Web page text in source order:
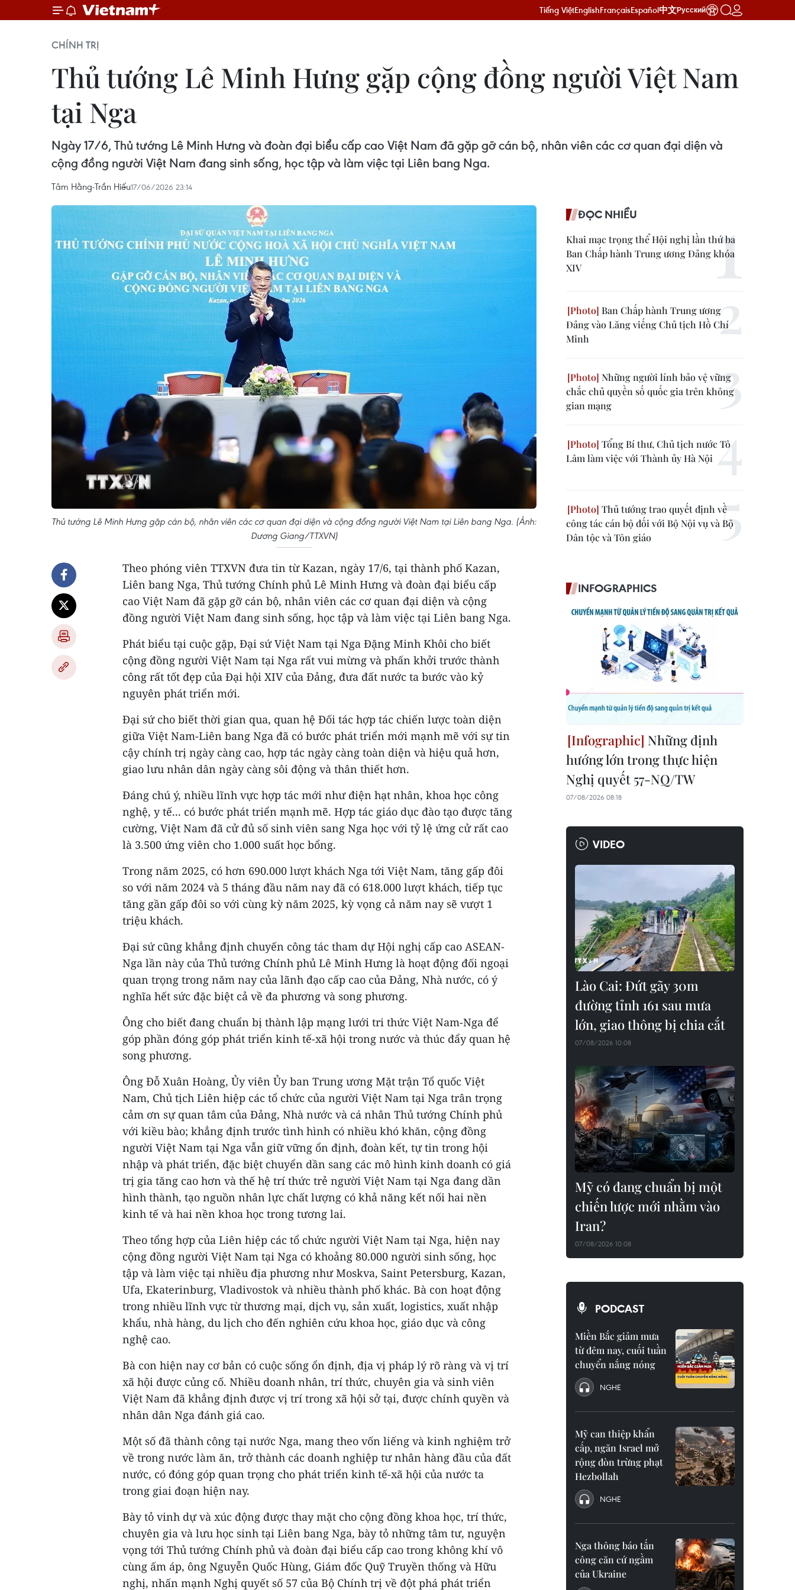
Tiếng ViệtEnglishFrançaisEspañol中文Русский
CHÍNH TRỊ
Thủ tướng Lê Minh Hưng gặp cộng đồng người Việt Nam
tại Nga
Ngày 17/6, Thủ tướng Lê Minh Hưng và đoàn đại biểu cấp cao Việt Nam đã gặp gỡ cán bộ, nhân viên các cơ quan đại diện và
cộng đồng người Việt Nam đang sinh sống, học tập và làm việc tại Liên bang Nga.
Tâm Hằng-Trần Hiếu17/06/2026 23:14
Thủ tướng Lê Minh Hưng gặp cán bộ, nhân viên các cơ quan đại diện và cộng đồng người Việt Nam tại Liên bang Nga. (Ảnh:
Dương Giang/TTXVN)
Theo phóng viên TTXVN đưa tin từ Kazan, ngày 17/6, tại thành phố Kazan,
Liên bang Nga, Thủ tướng Chính phủ Lê Minh Hưng và đoàn đại biểu cấp
cao Việt Nam đã gặp gỡ cán bộ, nhân viên các cơ quan đại diện và cộng
đồng người Việt Nam đang sinh sống, học tập và làm việc tại Liên bang Nga.
Phát biểu tại cuộc gặp, Đại sứ Việt Nam tại Nga Đặng Minh Khôi cho biết
cộng đồng người Việt Nam tại Nga rất vui mừng và phấn khởi trước thành
công rất tốt đẹp của Đại hội XIV của Đảng, đưa đất nước ta bước vào kỷ
nguyên phát triển mới.
Đại sứ cho biết thời gian qua, quan hệ Đối tác hợp tác chiến lược toàn diện
giữa Việt Nam-Liên bang Nga đã có bước phát triển mới mạnh mẽ với sự tin
cậy chính trị ngày càng cao, hợp tác ngày càng toàn diện và hiệu quả hơn,
giao lưu nhân dân ngày càng sôi động và thân thiết hơn.
Đáng chú ý, nhiều lĩnh vực hợp tác mới như điện hạt nhân, khoa học công
nghệ, y tế... có bước phát triển mạnh mẽ. Hợp tác giáo dục đào tạo được tăng
cường, Việt Nam đã cử đủ số sinh viên sang Nga học với tỷ lệ ứng cử rất cao
là 3.500 ứng viên cho 1.000 suất học bổng.
Trong năm 2025, có hơn 690.000 lượt khách Nga tới Việt Nam, tăng gấp đôi
so với năm 2024 và 5 tháng đầu năm nay đã có 618.000 lượt khách, tiếp tục
tăng gần gấp đôi so với cùng kỳ năm 2025, kỳ vọng cả năm nay sẽ vượt 1
triệu khách.
Đại sứ cũng khẳng định chuyến công tác tham dự Hội nghị cấp cao ASEAN-
Nga lần này của Thủ tướng Chính phủ Lê Minh Hưng là hoạt động đối ngoại
quan trọng trong năm nay của lãnh đạo cấp cao của Đảng, Nhà nước, có ý
nghĩa hết sức đặc biệt cả về đa phương và song phương.
Ông cho biết đang chuẩn bị thành lập mạng lưới tri thức Việt Nam-Nga để
góp phần đóng góp phát triển kinh tế-xã hội trong nước và thúc đẩy quan hệ
song phương.
Ông Đỗ Xuân Hoàng, Ủy viên Ủy ban Trung ương Mặt trận Tổ quốc Việt
Nam, Chủ tịch Liên hiệp các tổ chức của người Việt Nam tại Nga trân trọng
cảm ơn sự quan tâm của Đảng, Nhà nước và cá nhân Thủ tướng Chính phủ
với kiều bào; khẳng định trước tình hình có nhiều khó khăn, cộng đồng
người Việt Nam tại Nga vẫn giữ vững ổn định, đoàn kết, tự tin trong hội
nhập và phát triển, đặc biệt chuyển dần sang các mô hình kinh doanh có giá
trị gia tăng cao hơn và thế hệ trí thức trẻ người Việt Nam tại Nga đang dần
hình thành, tạo nguồn nhân lực chất lượng có khả năng kết nối hai nền
kinh tế và hai nền khoa học trong tương lai.
Theo tổng hợp của Liên hiệp các tổ chức người Việt Nam tại Nga, hiện nay
cộng đồng người Việt Nam tại Nga có khoảng 80.000 người sinh sống, học
tập và làm việc tại nhiều địa phương như Moskva, Saint Petersburg, Kazan,
Ufa, Ekaterinburg, Vladivostok và nhiều thành phố khác. Bà con hoạt động
trong nhiều lĩnh vực từ thương mại, dịch vụ, sản xuất, logistics, xuất nhập
khẩu, nhà hàng, du lịch cho đến nghiên cứu khoa học, giáo dục và công
nghệ cao.
Bà con hiện nay cơ bản có cuộc sống ổn định, địa vị pháp lý rõ ràng và vị trí
xã hội được củng cố. Nhiều doanh nhân, trí thức, chuyên gia và sinh viên
Việt Nam đã khẳng định được vị trí trong xã hội sở tại, được chính quyền và
nhân dân Nga đánh giá cao.
Một số đã thành công tại nước Nga, mang theo vốn liếng và kinh nghiệm trở
về trong nước làm ăn, trở thành các doanh nghiệp tư nhân hàng đầu của đất
nước, có đóng góp quan trọng cho phát triển kinh tế-xã hội của nước ta
trong giai đoạn hiện nay.
Bày tỏ vinh dự và xúc động được thay mặt cho cộng đồng khoa học, trí thức,
chuyên gia và lưu học sinh tại Liên bang Nga, bày tỏ những tâm tư, nguyện
vọng tới Thủ tướng Chính phủ và đoàn đại biểu cấp cao trong không khí vô
cùng ấm áp, ông Nguyễn Quốc Hùng, Giám đốc Quỹ Truyền thống và Hữu
nghị, nhấn mạnh Nghị quyết số 57 của Bộ Chính trị về đột phá phát triển
ĐỌC NHIỀU
Khai mạc trọng thể Hội nghị lần thứ ba
Ban Chấp hành Trung ương Đảng khóa
XIV
Ban Chấp hành Trung ương
Đảng vào Lăng viếng Chủ tịch Hồ Chí
Minh
Những người lính bảo vệ vững
chắc chủ quyền số quốc gia trên không
gian mạng
Tổng Bí thư, Chủ tịch nước Tô
Lâm làm việc với Thành ủy Hà Nội
Thủ tướng trao quyết định về
công tác cán bộ đối với Bộ Nội vụ và Bộ
Dân tộc và Tôn giáo
INFOGRAPHICS
Những định
hướng lớn trong thực hiện
Nghị quyết 57-NQ/TW
07/08/2026 08:18
VIDEO
Lào Cai: Đứt gãy 30m
đường tỉnh 161 sau mưa
lớn, giao thông bị chia cắt
07/08/2026 10:08
Mỹ có đang chuẩn bị một
chiến lược mới nhằm vào
Iran?
07/08/2026 10:08
PODCAST
Miền Bắc giảm mưa
từ đêm nay, cuối tuần
chuyển nắng nóng
NGHE
Mỹ can thiệp khẩn
cấp, ngăn Israel mở
rộng đòn trừng phạt
Hezbollah
NGHE
Nga thông báo tấn
công căn cứ ngầm
của Ukraine